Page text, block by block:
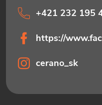
+421 232 195
https://
cerano_sk